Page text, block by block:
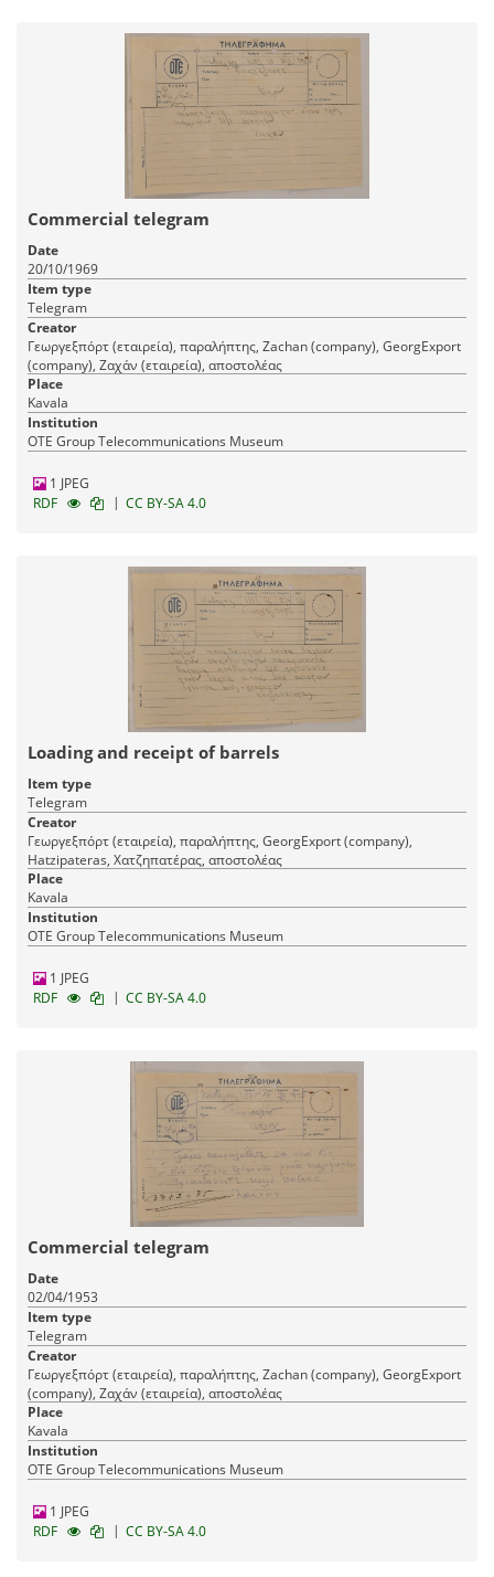
Commercial telegram
Date
20/10/1969
Item type
Telegram
Creator
Γεωργεξπόρτ (εταιρεία), παραλήπτης, Zachan (company), GeorgExport
(company), Ζαχάν (εταιρεία), αποστολέας
Place
Kavala
Institution
OTE Group Telecommunications Museum
1 JPEG
RDF
| CC BY-SA 4.0
Loading and receipt of barrels
Item type
Telegram
Creator
Γεωργεξπόρτ (εταιρεία), παραλήπτης, GeorgExport (company),
Hatzipateras, Χατζηπατέρας, αποστολέας
Place
Kavala
Institution
OTE Group Telecommunications Museum
1 JPEG
RDF
| CC BY-SA 4.0
Commercial telegram
Date
02/04/1953
Item type
Telegram
Creator
Γεωργεξπόρτ (εταιρεία), παραλήπτης, Zachan (company), GeorgExport
(company), Ζαχάν (εταιρεία), αποστολέας
Place
Kavala
Institution
OTE Group Telecommunications Museum
1 JPEG
RDF
| CC BY-SA 4.0